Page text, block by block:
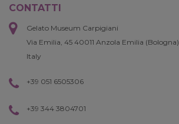
CONTATTI
Gelato Museum Carpigiani
Via Emilia, 45 40011 Anzola Emilia (Bologna)
Italy
+39 051 6505306
+39 344 3804701